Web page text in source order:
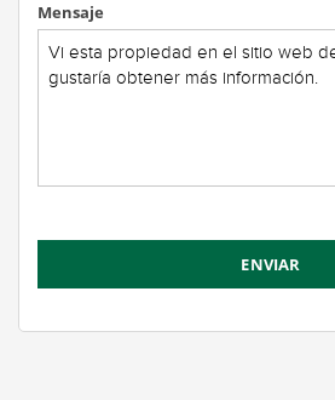
Mensaje